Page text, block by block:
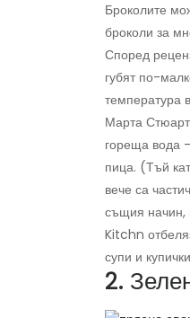
Броколите
броколи за
Според
губят по-
температура
Марта
гореща вода
пица. (Тъй
вече са
същия начин,
Kitchn
супи и
2.